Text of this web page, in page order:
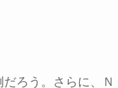
ろう。さらに、